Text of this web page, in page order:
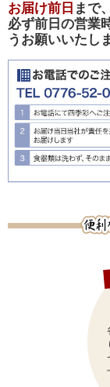
お届け前日 まで
必ず前日の営業
うお願いいたし